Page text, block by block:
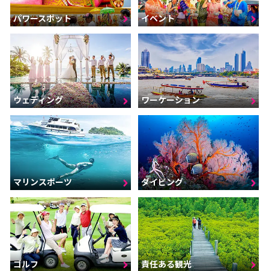
パワースポット イベント
ウェディング ワーケーション
マリンスポーツ ダイビング
ゴルフ 責任ある観光